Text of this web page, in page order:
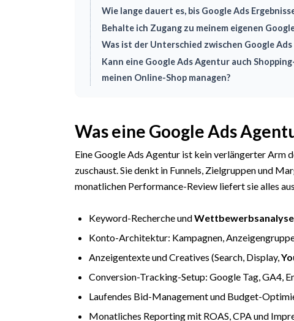
Wie lange dauert es, bis Google Ads
Behalte ich Zugang zu meinem eigenen
Was ist der Unterschied zwischen Google Ads
Kann eine Google Ads Agentur auch
meinen Online-Shop managen?
Was eine Google Ads
Eine Google Ads Agentur ist kein verlängerter Arm
zuschaust. Sie denkt in Funnels, Zielgruppen und
monatlichen Performance-Review liefert sie alles
Keyword-Recherche undWettbewerbsanalyse
Konto-Architektur: Kampagnen,
Anzeigentexte und Creatives (Search, Display,
Conversion-Tracking-Setup: Google Tag, GA4,
Laufendes Bid-Management und Budget-
Monatliches Reporting mit ROAS, CPA und